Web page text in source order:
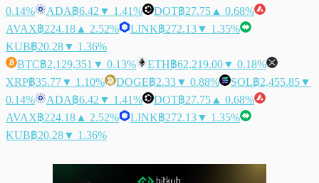
0.14%
ADA฿6.42 ▼ 1.41% DOT฿27.75 ▲ 0.68%
AVAX฿224.18 ▲ 2.52% LINK฿272.13▼ 1.35%
KUB฿20.28▼ 1.36%
BTC฿2,129,351 ▼ 0.13% ETH฿62,219.00▼ 0.18%
XRP฿35.77▼ 1.10% DOGE฿2.33▼ 0.88% SOL฿2,455.85▼
0.14%
ADA฿6.42 ▼ 1.41% DOT฿27.75 ▲ 0.68%
AVAX฿224.18 ▲ 2.52% LINK฿272.13▼ 1.35%
KUB฿20.28▼ 1.36%